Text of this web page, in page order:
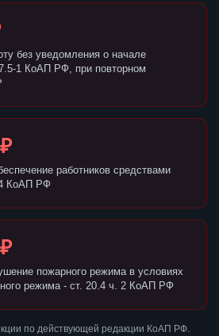
без уведомления о начале
1 КоАП РФ, при повторном
работников средствами
КоАП РФ
пожарного режима в условиях
режима - ст. 20.4 ч. 2 КоАП РФ
по действующей редакции КоАП РФ.